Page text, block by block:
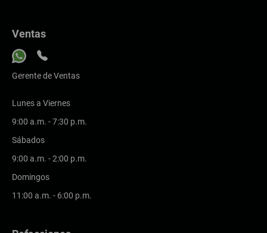
Ventas
Gerente de Ventas
Lunes a Viernes
9:00 a.m. - 7:30 p.m.
Sábados
9:00 a.m. - 2:00 p.m.
Domingos
11:00 a.m. - 6:00 p.m.